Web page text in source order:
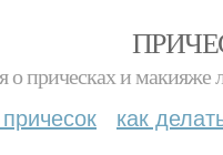
прическах и макияже
как